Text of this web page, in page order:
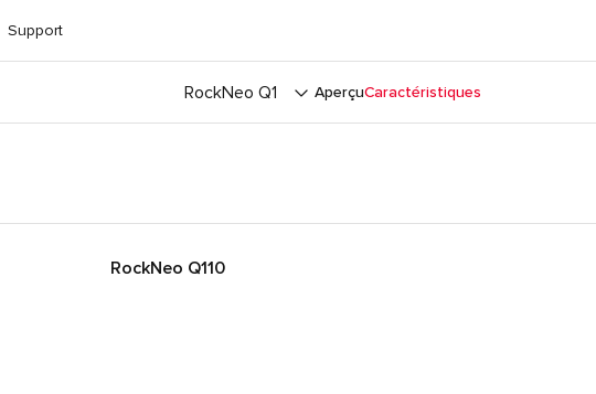
Support
RockNeo Q1 AperçuCaractéristiques
RockNeo Q110